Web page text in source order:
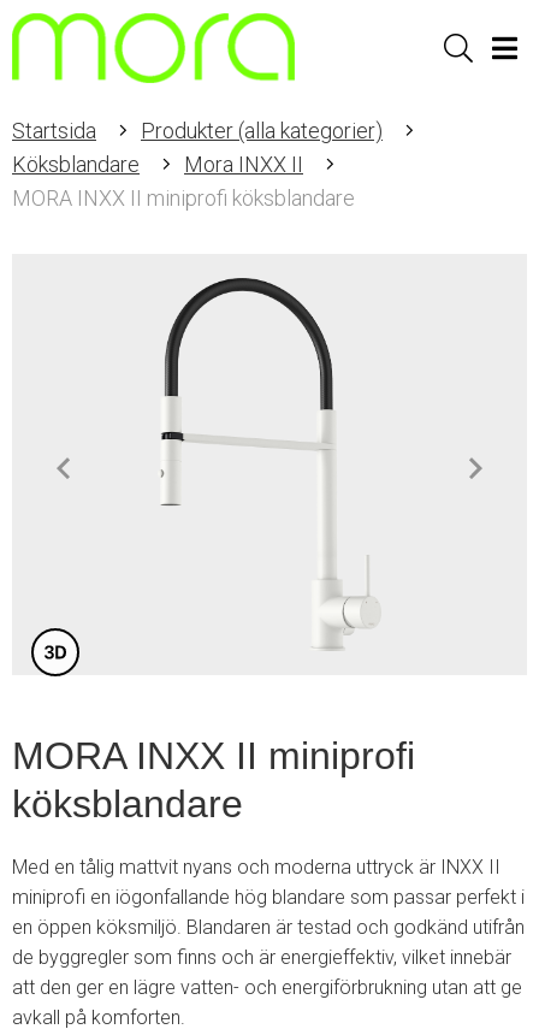
Sök
Startsida
Produkter (alla kategorier)
Köksblandare
Mora INXX II
MORA INXX II miniprofi köksblandare
MORA INXX II miniprofi
köksblandare
Med en tålig mattvit nyans och moderna uttryck är INXX II
miniprofi en iögonfallande hög blandare som passar perfekt i
en öppen köksmiljö. Blandaren är testad och godkänd utifrån
de byggregler som finns och är energieffektiv, vilket innebär
att den ger en lägre vatten- och energiförbrukning utan att ge
avkall på komforten.